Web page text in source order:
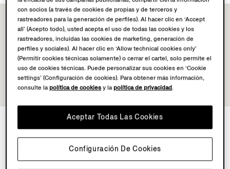
NEWSLETTER
Suscríbete a nuestra newsletter para recibir
con socios (a través de cookies de propias y de terceros y
rastreadores para la generación de perfiles). Al hacer clic en ‘Accept
all’ (Acepto todo), usted acepta el uso de todas las cookies y los
rastreadores, incluidas las cookies de marketing, generación de
perfiles y sociales). Al hacer clic en ‘Allow technical cookies only’
(Permitir cookies técnicas solamente) o cerrar el cartel, solo permite el
uso de cookies técnicas. Puede personalizar sus cookies en ‘Cookie
settings’ (Configuración de cookies). Para obtener más información,
consulte lapolítica de cookies y lapolítica de privacidad.
Aceptar Todas Las Cookies
Configuración De Cookies